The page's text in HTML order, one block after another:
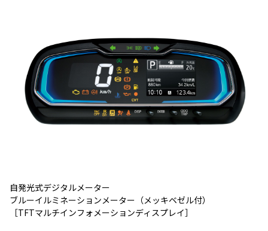
自発光式デジタルメーター
ブルーイルミネーションメーター（メッキベゼル付）
［TFTマルチインフォメーションディスプレイ］